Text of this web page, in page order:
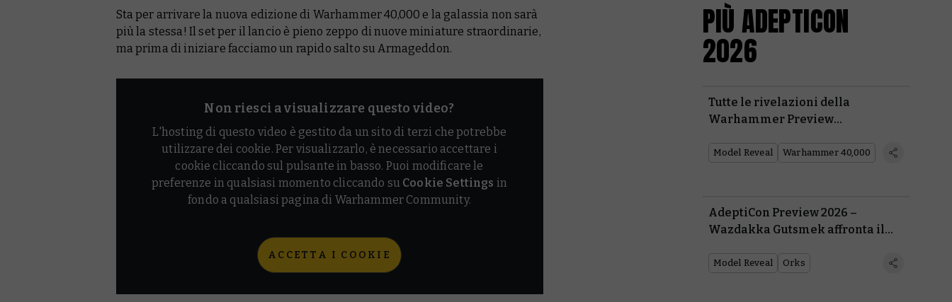
Sta per arrivare la nuova edizione di Warhammer 40,000 e la galassia non sarà
più la stessa! Il set per il lancio è pieno zeppo di nuove miniature straordinarie,
ma prima di iniziare facciamo un rapido salto su Armageddon.
Non riesci a visualizzare questo video?
L'hosting di questo video è gestito da un sito di terzi che potrebbe
utilizzare dei cookie. Per visualizzarlo, è necessario accettare i
cookie cliccando sul pulsante in basso. Puoi modificare le
preferenze in qualsiasi momento cliccando su Cookie Settings in
fondo a qualsiasi pagina di Warhammer Community.
ACCETTA I COOKIE
PIÙ ADEPTICON
2026
Tutte le rivelazioni della
Warhammer Preview
Model Reveal Warhammer 40,000
AdeptiCon Preview 2026 –
Wazdakka Gutsmek affronta il
destino di Armageddon
Model Reveal Orks